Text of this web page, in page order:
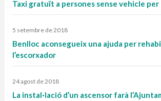
Taxi gratuït a persones sense vehicle per
5 setembre de 2018
Benlloc aconsegueix una ajuda per
l’escorxador
24 agost de 2018
La instal·lació d’un ascensor farà